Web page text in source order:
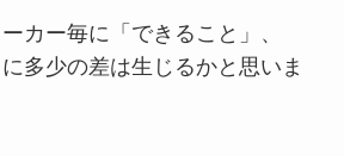
カー毎に「できること」、
に多少の差は生じるかと思いま